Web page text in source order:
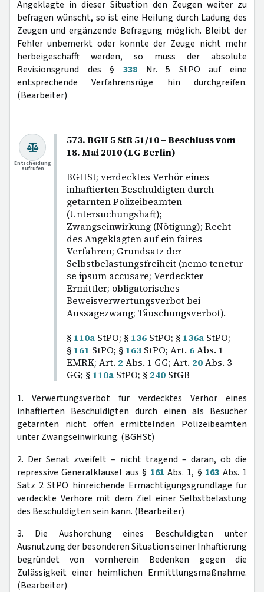
Angeklagte in dieser Situation den Zeugen weiter zu
befragen wünscht, so ist eine Heilung durch Ladung des
Zeugen und ergänzende Befragung möglich. Bleibt der
Fehler unbemerkt oder konnte der Zeuge nicht mehr
herbeigeschafft werden, so muss der absolute
Revisionsgrund des § 338Nr. 5 StPO auf eine
entsprechende Verfahrensrüge hin durchgreifen.
(Bearbeiter)
573. BGH 5 StR 51/10 – Beschluss vom
18. Mai 2010 (LG Berlin)
BGHSt; verdecktes Verhör eines
inhaftierten Beschuldigten durch
getarnten Polizeibeamten
(Untersuchungshaft);
Zwangseinwirkung (Nötigung); Recht
des Angeklagten auf ein faires
Verfahren; Grundsatz der
Selbstbelastungsfreiheit (nemo tenetur
se ipsum accusare; Verdeckter
Ermittler; obligatorisches
Beweisverwertungsverbot bei
Aussagezwang; Täuschungsverbot).
§ 110a StPO; § 136 StPO; § 136a StPO;
§ 161 StPO; § 163 StPO; Art. 6Abs. 1
EMRK; Art. 2 Abs. 1 GG; Art. 20Abs. 3
GG; § 110a StPO; § 240 StGB
Entscheidung
aufrufen
1. Verwertungsverbot für verdecktes Verhör eines
inhaftierten Beschuldigten durch einen als Besucher
getarnten nicht offen ermittelnden Polizeibeamten
unter Zwangseinwirkung. (BGHSt)
2. Der Senat zweifelt – nicht tragend – daran, ob die
repressive Generalklausel aus § 161 Abs. 1, § 163 Abs. 1
Satz 2 StPO hinreichende Ermächtigungsgrundlage für
verdeckte Verhöre mit dem Ziel einer Selbstbelastung
des Beschuldigten sein kann. (Bearbeiter)
3. Die Aushorchung eines Beschuldigten unter
Ausnutzung der besonderen Situation seiner Inhaftierung
begründet von vornherein Bedenken gegen die
Zulässigkeit einer heimlichen Ermittlungsmaßnahme.
(Bearbeiter)